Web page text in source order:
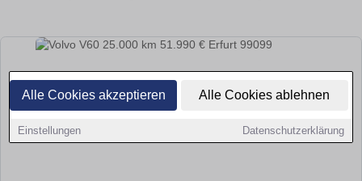
Alle Cookies akzeptieren Alle Cookies ablehnen
Einstellungen Datenschutzerklärung